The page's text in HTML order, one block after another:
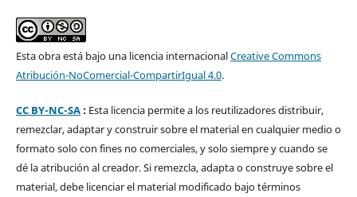
Esta obra está bajo una licencia internacionalCreative Commons
Atribución-NoComercial-CompartirIgual 4.0.
CC BY-NC-SA: Esta licencia permite a los reutilizadores distribuir,
remezclar, adaptar y construir sobre el material en cualquier medio o
formato solo con fines no comerciales, y solo siempre y cuando se
dé la atribución al creador. Si remezcla, adapta o construye sobre el
material, debe licenciar el material modificado bajo términos